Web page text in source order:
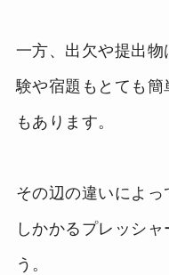
一方、出欠や提出
験や宿題もとても
もあります。
その辺の違いによ
しかかるプレッシ
う。